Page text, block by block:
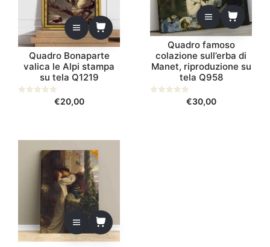
Quadro Bonaparte
valica le Alpi stampa
su tela Q1219
€20,00
Quadro famoso
colazione sull’erba di
Manet, riproduzione su
tela Q958
€30,00